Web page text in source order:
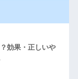
効果・正しいや